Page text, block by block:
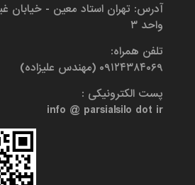
واحد ۳
تلفن همراه:
۰۹۱۲۴۳۸۴۰۶۹ (مهندس علیزاده)
پست الکترونیکی :
info @ parsialsilo dot ir